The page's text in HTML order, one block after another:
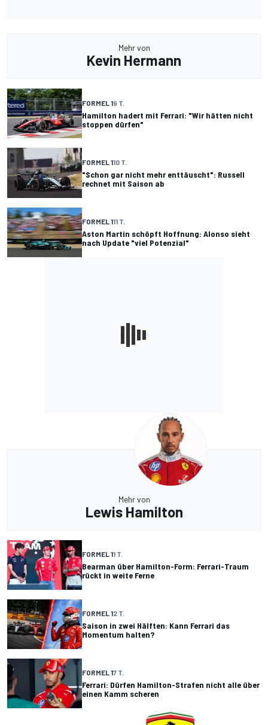
Mehr von
Kevin Hermann
FORMEL 19 T.
Hamilton hadert mit Ferrari: "Wir hätten nicht
stoppen dürfen"
FORMEL 110 T.
"Schon gar nicht mehr enttäuscht": Russell
rechnet mit Saison ab
FORMEL 111 T.
Aston Martin schöpft Hoffnung: Alonso sieht
nach Update "viel Potenzial"
Mehr von
Lewis Hamilton
FORMEL 11 T.
Bearman über Hamilton-Form: Ferrari-Traum
rückt in weite Ferne
FORMEL 12 T.
Saison in zwei Hälften: Kann Ferrari das
Momentum halten?
FORMEL 17 T.
Ferrari: Dürfen Hamilton-Strafen nicht alle über
einen Kamm scheren